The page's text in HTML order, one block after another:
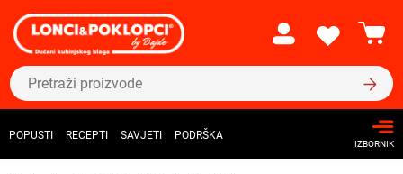
POPUSTI RECEPTI SAVJETI PODRŠKA
IZBORNIK